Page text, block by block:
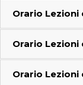
Orario Lezioni
Orario Lezioni
Orario Lezioni